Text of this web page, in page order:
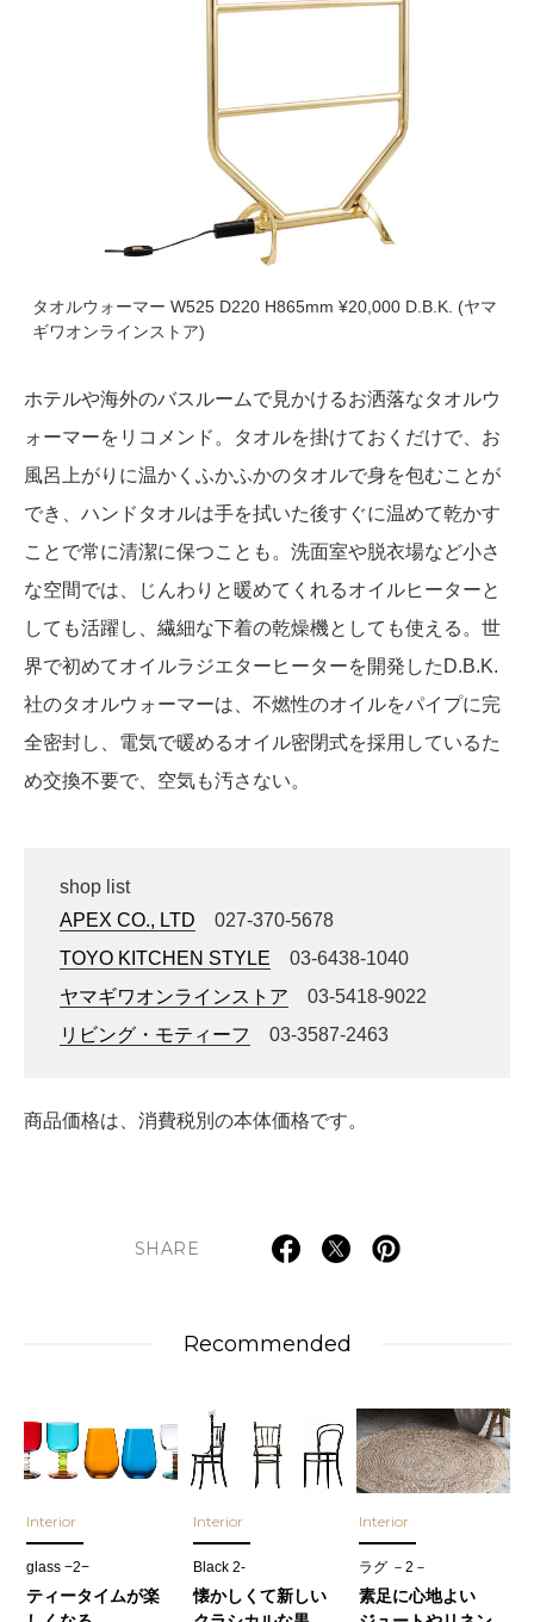
タオルウォーマー W525 D220 H865mm ¥20,000 D.B.K. (ヤマ
ギワオンラインストア)
ホテルや海外のバスルームで見かけるお洒落なタオルウ
ォーマーをリコメンド。タオルを掛けておくだけで、お
風呂上がりに温かくふかふかのタオルで身を包むことが
でき、ハンドタオルは手を拭いた後すぐに温めて乾かす
ことで常に清潔に保つことも。洗面室や脱衣場など小さ
な空間では、じんわりと暖めてくれるオイルヒーターと
しても活躍し、繊細な下着の乾燥機としても使える。世
界で初めてオイルラジエターヒーターを開発したD.B.K.
社のタオルウォーマーは、不燃性のオイルをパイプに完
全密封し、電気で暖めるオイル密閉式を採用しているた
め交換不要で、空気も汚さない。
shop list
APEX CO., LTD 027-370-5678
TOYO KITCHEN STYLE 03-6438-1040
ヤマギワオンラインストア 03-5418-9022
リビング・モティーフ
03-3587-2463
商品価格は、消費税別の本体価格です。
SHARE
Recommended
Interior
glass −2−
ティータイムが楽
Interior
Black 2-
懐かしくて新しい
Interior
ラグ －2－
素足に心地よい